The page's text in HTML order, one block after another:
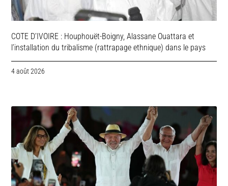
COTE D’IVOIRE : Houphouët-Boigny, Alassane Ouattara et
l’installation du tribalisme (rattrapage ethnique) dans le pays
4 août 2026